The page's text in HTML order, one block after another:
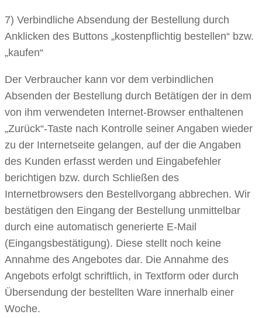
7) Verbindliche Absendung der Bestellung durch
Anklicken des Buttons „kostenpflichtig bestellen“ bzw.
„kaufen“
Der Verbraucher kann vor dem verbindlichen
Absenden der Bestellung durch Betätigen der in dem
von ihm verwendeten Internet-Browser enthaltenen
„Zurück“-Taste nach Kontrolle seiner Angaben wieder
zu der Internetseite gelangen, auf der die Angaben
des Kunden erfasst werden und Eingabefehler
berichtigen bzw. durch Schließen des
Internetbrowsers den Bestellvorgang abbrechen. Wir
bestätigen den Eingang der Bestellung unmittelbar
durch eine automatisch generierte E-Mail
(Eingangsbestätigung). Diese stellt noch keine
Annahme des Angebotes dar. Die Annahme des
Angebots erfolgt schriftlich, in Textform oder durch
Übersendung der bestellten Ware innerhalb einer
Woche.